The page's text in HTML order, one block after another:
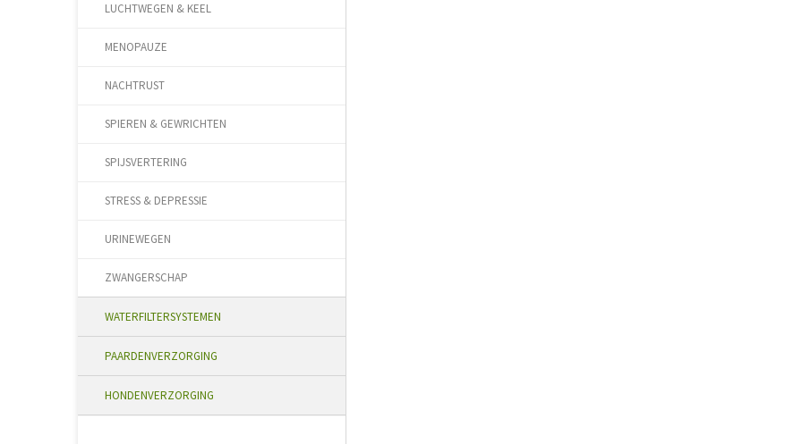
LUCHTWEGEN & KEEL
MENOPAUZE
NACHTRUST
SPIEREN & GEWRICHTEN
SPIJSVERTERING
STRESS & DEPRESSIE
URINEWEGEN
ZWANGERSCHAP
WATERFILTERSYSTEMEN
PAARDENVERZORGING
HONDENVERZORGING